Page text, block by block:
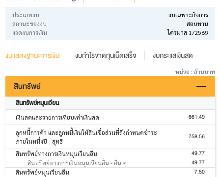
ประเภทงบ
งบเฉพาะกิจการ
สถานะของงบ
สอบทาน
งวดงบการเงิน
ไตรมาส 1/2569
งบแสดงฐานะการเงิน งบกำไรขาดทุนเบ็ดเสร็จ งบกระแสเงินสด
หน่วย : ล้านบาท
สินทรัพย์
สินทรัพย์หมุนเวียน
เงินสดและรายการเทียบเท่าเงินสด 661.49
ลูกหนี้การค้า และลูกหนี้เงินให้สินเชื่อส่วนที่ถึงกำหนดชำระ
ภายในหนึ่งปี - สุทธิ
758.56
สินทรัพย์ทางการเงินหมุนเวียนอื่น 49.77
สินทรัพย์ทางการเงินหมุนเวียนอื่น - อื่น ๆ 49.77
สินทรัพย์หมุนเวียนอื่น 7.50